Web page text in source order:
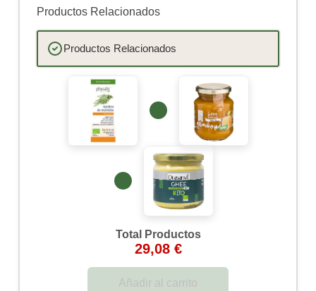
Productos Relacionados
Productos Relacionados
Total Productos
29,08 €
Añadir al carrito